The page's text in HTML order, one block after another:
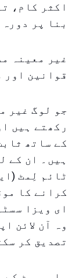
اکثر کام،
بنا پر دورہ
غیر معینہ
قوانین اور
جو لوگ غیر
رکھتے ہیں
کے ساتھ
ہیں۔ ان کے
ٹائم لِمٹ
کرانے کا
ای ویزا
وہ آن لائن
تصدیق کر